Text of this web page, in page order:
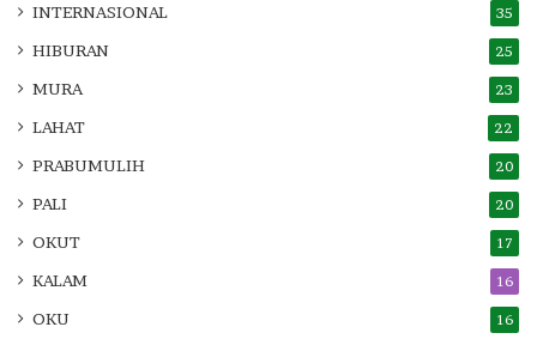
INTERNASIONAL 35
HIBURAN 25
MURA 23
LAHAT 22
PRABUMULIH 20
PALI 20
OKUT 17
KALAM 16
OKU 16